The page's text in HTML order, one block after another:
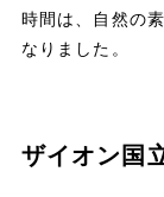
時間は、自然の
なりました。
ザイオン国